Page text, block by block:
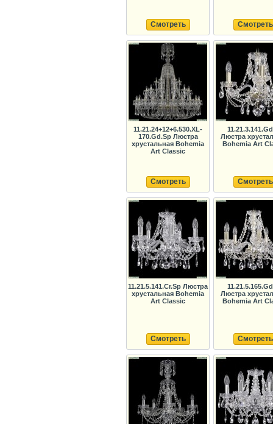
Смотреть Смотреть
11.21.24+12+6.530.XL-
170.Gd.Sp Люстра
хрустальная Bohemia
Art Classic
Смотреть
Люстра
Bohemia Art
Смотреть
11.21.5.141.Cr.Sp Люстра
хрустальная Bohemia
Art Classic
Смотреть
Люстра
Bohemia Art
Смотреть